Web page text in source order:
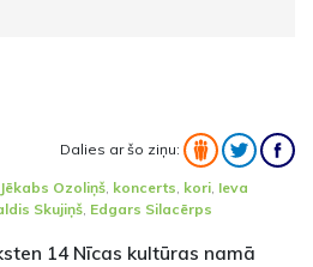
Dalies ar šo ziņu:
Jēkabs Ozoliņš, koncerts, kori, Ieva
Skujiņš, Edgars Silacērps
14 Nīcas kultūras namā